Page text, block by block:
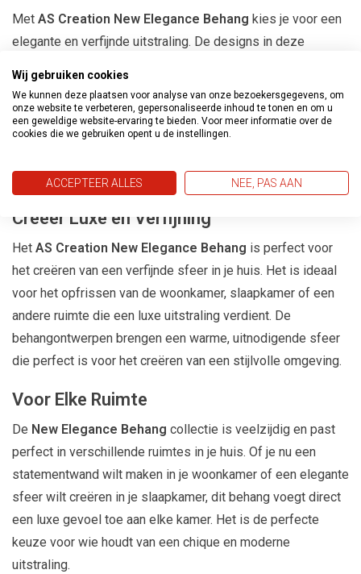
Met AS Creation New Elegance Behang kies je voor een
elegante en verfijnde uitstraling. De designs in deze
stijlen, met gedetailleerde patronen en zachte kleuren die
een verfijnde look creëren. Of je nu houdt van subtiele
texturen of gedurfde ontwerpen, deze behangcollectie
je ruimte.
Creëer Luxe en Verfijning
Het AS Creation New Elegance Behang is perfect voor
het creëren van een verfijnde sfeer in je huis. Het is ideaal
voor het opfrissen van de woonkamer, slaapkamer of een
andere ruimte die een luxe uitstraling verdient. De
behangontwerpen brengen een warme, uitnodigende sfeer
die perfect is voor het creëren van een stijlvolle omgeving.
Voor Elke Ruimte
De New Elegance Behang collectie is veelzijdig en past
perfect in verschillende ruimtes in je huis. Of je nu een
statementwand wilt maken in je woonkamer of een elegante
sfeer wilt creëren in je slaapkamer, dit behang voegt direct
een luxe gevoel toe aan elke kamer. Het is de perfecte
keuze voor wie houdt van een chique en moderne
uitstraling.
Wij gebruiken cookies
We kunnen deze plaatsen voor analyse van onze bezoekersgegevens, om
onze website te verbeteren, gepersonaliseerde inhoud te tonen en om u
een geweldige website-ervaring te bieden. Voor meer informatie over de
cookies die we gebruiken opent u de instellingen.
ACCEPTEER ALLES NEE, PAS AAN